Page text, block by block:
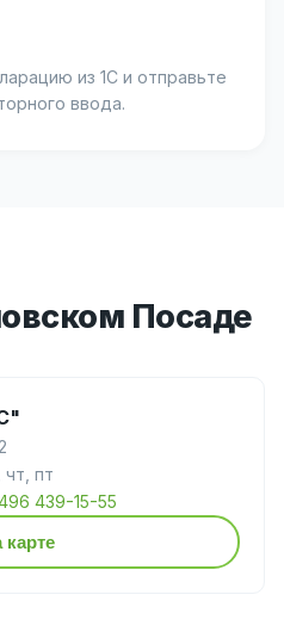
из 1С и отправьте
ввода.
Посаде
чт, пт
439-15-55
карте